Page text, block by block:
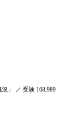
」
／ 受験 168,989